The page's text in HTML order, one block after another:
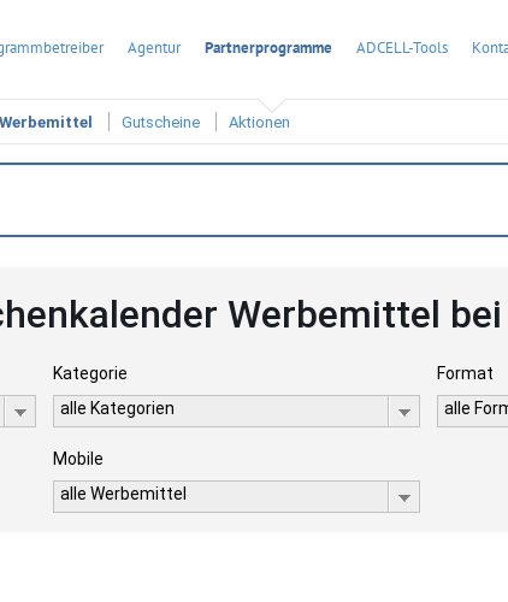
Agentur Partnerprogramme ADCELL-Tools
Werbemittel Gutscheine Aktionen
Werbemittel bei
Kategorie
alle Kategorien
Format
alle
Mobile
alle Werbemittel